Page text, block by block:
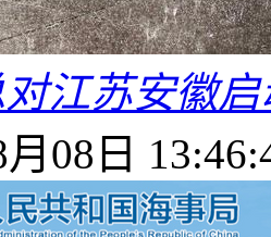
江苏安徽
08日